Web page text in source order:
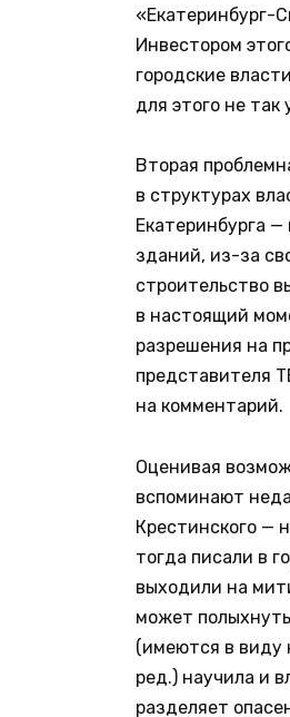
«Екатеринбург-
Инвестором
городские
для этого не
Вторая
в структурах
Екатеринбурга
зданий, из-за
строительство
в настоящий
разрешения на
представителя
на комментарий.
Оценивая
вспоминают
Крестинского —
тогда писали в
выходили на
может
(имеются в виду
ред.) научила и
разделяет